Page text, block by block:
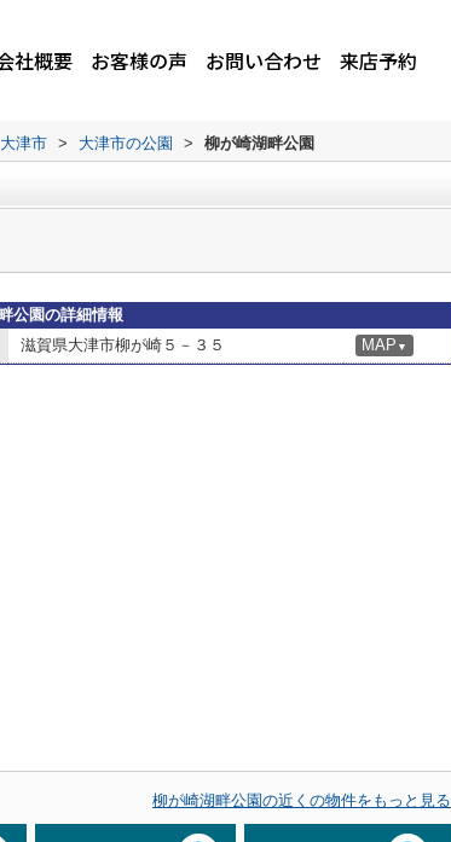
社概要 お客様の声 お問い合わせ 来店予約
大津市 > 大津市の公園 > 柳が崎湖畔公園
公園の詳細情報
滋賀県大津市柳が崎５－３５ MAP ▼
柳が崎湖畔公園の近くの物件をもっと見る